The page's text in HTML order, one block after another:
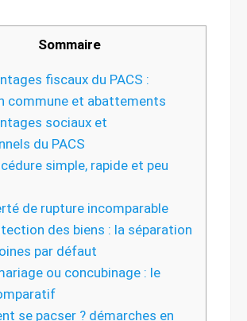
Sommaire
fiscaux du PACS :
commune et abattements
sociaux et
du PACS
simple, rapide et peu
de rupture incomparable
des biens : la séparation
par défaut
ou concubinage : le
se pacser ? démarches en